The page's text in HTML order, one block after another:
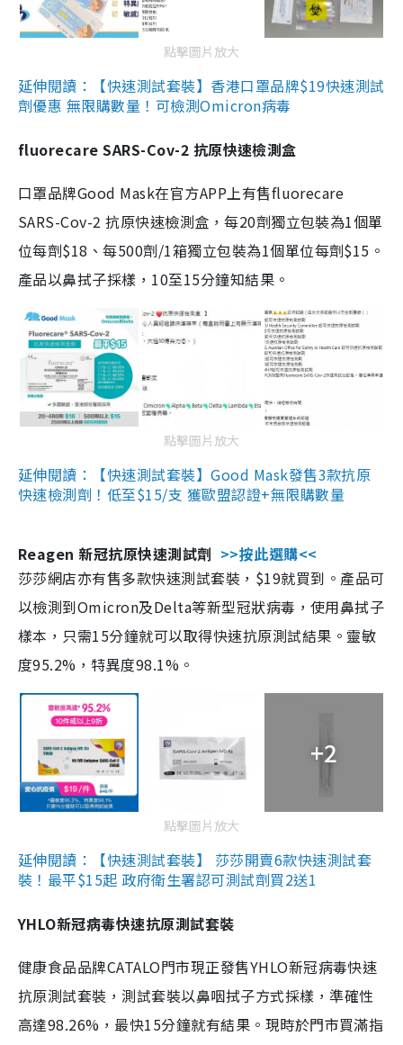
點擊圖片放大
延伸閱讀：【快速測試套裝】香港口罩品牌$19快速測試
劑優惠 無限購數量！可檢測Omicron病毒
fluorecare SARS-Cov-2 抗原快速檢測盒
口罩品牌Good Mask在官方APP上有售fluorecare
SARS-Cov-2 抗原快速檢測盒，每20劑獨立包裝為1個單
位每劑$18、每500劑/1箱獨立包裝為1個單位每劑$15。
產品以鼻拭子採樣，10至15分鐘知結果。
點擊圖片放大
延伸閱讀：【快速測試套裝】Good Mask發售3款抗原
快速檢測劑！低至$15/支 獲歐盟認證+無限購數量
Reagen 新冠抗原快速測試劑 >>按此選購<<
莎莎網店亦有售多款快速測試套裝，$19就買到。產品可
以檢測到Omicron及Delta等新型冠狀病毒，使用鼻拭子
樣本，只需15分鐘就可以取得快速抗原測試結果。靈敏
度95.2%，特異度98.1%。
+2
點擊圖片放大
延伸閱讀：【快速測試套裝】 莎莎開賣6款快速測試套
裝！最平$15起 政府衛生署認可測試劑買2送1
YHLO新冠病毒快速抗原測試套裝
健康食品品牌CATALO門市現正發售YHLO新冠病毒快速
抗原測試套裝，測試套裝以鼻咽拭子方式採樣，準確性
高達98.26%，最快15分鐘就有結果。現時於門市買滿指